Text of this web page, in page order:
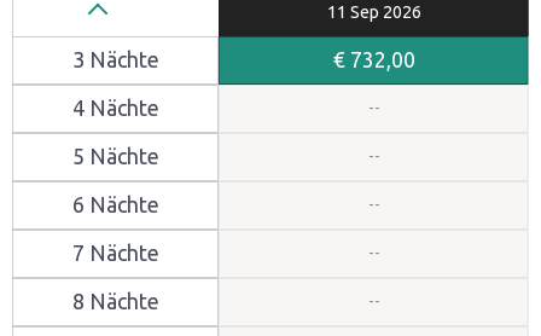
3 Nächte
4 Nächte
5 Nächte
6 Nächte
7 Nächte
8 Nächte
2026
11 Sep 2026
€ 732 00